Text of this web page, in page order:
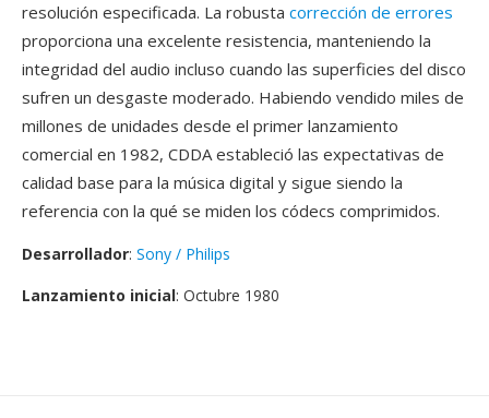
resolución especificada. La robusta corrección de errores
proporciona una excelente resistencia, manteniendo la
integridad del audio incluso cuando las superficies del disco
sufren un desgaste moderado. Habiendo vendido miles de
millones de unidades desde el primer lanzamiento
comercial en 1982, CDDA estableció las expectativas de
calidad base para la música digital y sigue siendo la
referencia con la qué se miden los códecs comprimidos.
Desarrollador: Sony / Philips
Lanzamiento inicial: Octubre 1980